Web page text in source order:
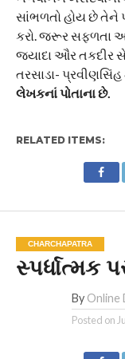
સાંભળતો હોય છે તેને
કરો. જરૂર સફળતા
જ્યાદા ઔર તકદીર
તરસાડા- પ્રવીણસિંહ
લેખકનાં પોતાના છે.
RELATED ITEMS:
CHARCHAPATRA
સ્પર્ધાત્મક
By Online
Posted on